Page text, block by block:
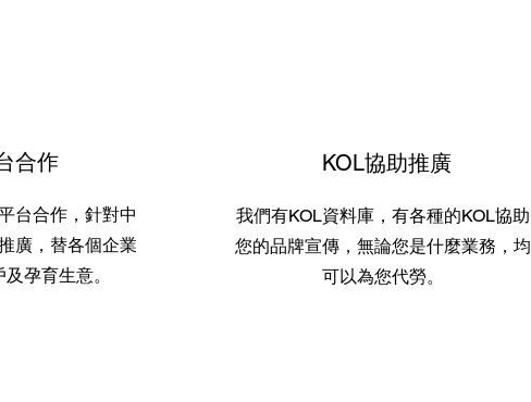
合作
台合作，針對中
廣，替各個企業
孕育生意。
KOL協助推廣
我們有KOL資料庫，有各種的KOL協助
您的品牌宣傳，無論您是什麼業務，均
可以為您代勞。